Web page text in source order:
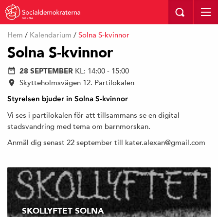
SOLNA
Hem / Kalendarium / Solna S-kvinnor
Solna S-kvinnor
28 SEPTEMBER KL: 14:00 - 15:00
Skytteholmsvägen 12. Partilokalen
Styrelsen bjuder in Solna S-kvinnor
Vi ses i partilokalen för att tillsammans se en digital
stadsvandring med tema om barnmorskan.
Anmäl dig senast 22 september till kater.alexan@gmail.com
SKOLLYFTET SOLNA